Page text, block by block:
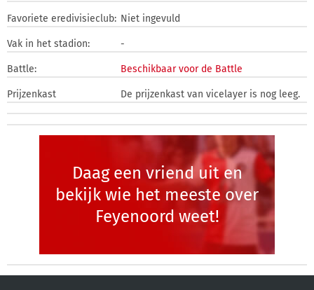
Favoriete eredivisieclub: Niet ingevuld
Vak in het stadion: -
Battle: Beschikbaar voor de Battle
Prijzenkast De prijzenkast van vicelayer is nog leeg.
Daag een vriend uit en
bekijk wie het meeste over
Feyenoord weet!